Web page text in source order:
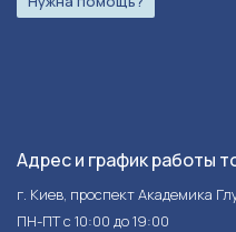
Адрес и график работы
г. Киев, проспект Академика
ПН-ПТ с 10:00 до 19:00